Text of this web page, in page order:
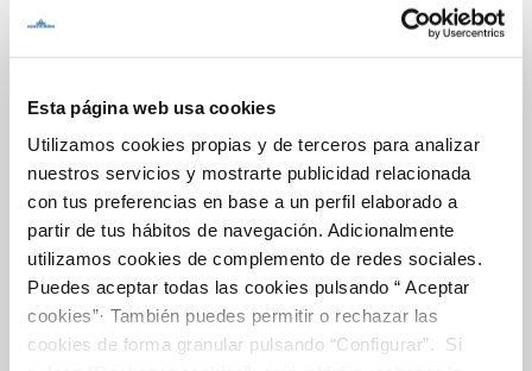
Esta página web usa cookies
Utilizamos cookies propias y de terceros para analizar
nuestros servicios y mostrarte publicidad relacionada
con tus preferencias en base a un perfil elaborado a
partir de tus hábitos de navegación. Adicionalmente
utilizamos cookies de complemento de redes sociales.
Puedes aceptar todas las cookies pulsando “ Aceptar
cookies”· También puedes permitir o rechazar las
cookies de forma granular pulsando “Configurar”. Si
Gestiones Online
FACTURAS, PAGOS Y CONSUMOS
CONTRATOS
MODIFICACIÓN DE DATOS
INCIDENCIAS